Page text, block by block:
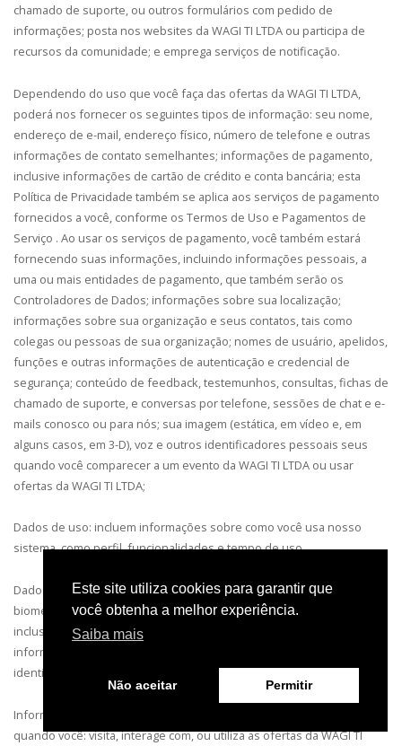
chamado de suporte, ou outros formulários com pedido de
informações; posta nos websites da WAGI TI LTDA ou participa de
recursos da comunidade; e emprega serviços de notificação.
Dependendo do uso que você faça das ofertas da WAGI TI LTDA,
poderá nos fornecer os seguintes tipos de informação: seu nome,
endereço de e-mail, endereço físico, número de telefone e outras
informações de contato semelhantes; informações de pagamento,
inclusive informações de cartão de crédito e conta bancária; esta
Política de Privacidade também se aplica aos serviços de pagamento
fornecidos a você, conforme os Termos de Uso e Pagamentos de
Serviço . Ao usar os serviços de pagamento, você também estará
fornecendo suas informações, incluindo informações pessoais, a
uma ou mais entidades de pagamento, que também serão os
Controladores de Dados; informações sobre sua localização;
informações sobre sua organização e seus contatos, tais como
colegas ou pessoas de sua organização; nomes de usuário, apelidos,
funções e outras informações de autenticação e credencial de
segurança; conteúdo de feedback, testemunhos, consultas, fichas de
chamado de suporte, e conversas por telefone, sessões de chat e e-
mails conosco ou para nós; sua imagem (estática, em vídeo e, em
alguns casos, em 3-D), voz e outros identificadores pessoais seus
quando você comparecer a um evento da WAGI TI LTDA ou usar
ofertas da WAGI TI LTDA;
Dados de uso: incluem informações sobre como você usa nosso
sistema, como perfil, funcionalidades e tempo de uso.
Dados biométricos:incluem informações como foto de documentos,
biometria e/ou fotos pessoais, informações referentes à identidade,
inclusive informações de identificação expedidas pelo governo;
informações societárias e financeiras; e números de CNPJ e outros
identificadores fiscais.
Informações automáticas. C
quando você: visita, interage com, ou utiliza as ofertas da WAGI TI
Este site utiliza cookies para garantir que
você obtenha a melhor experiência.
Saiba mais
Não aceitar Permitir